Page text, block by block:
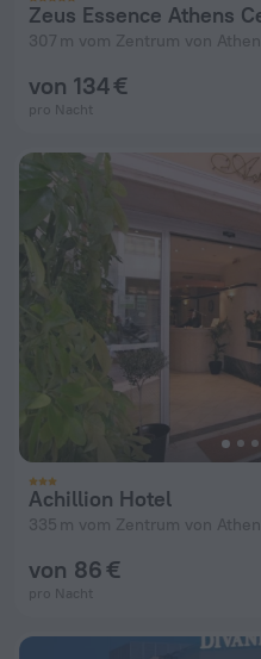
307 m vom Zentrum von Athen
von 134 €
pro Nacht
Achillion Hotel
335 m vom Zentrum von Athen
von 86 €
pro Nacht